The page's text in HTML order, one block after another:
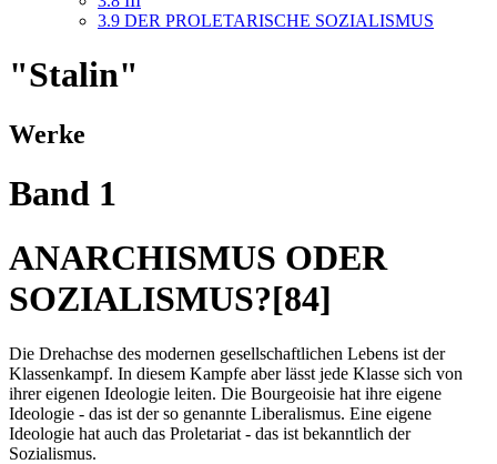
3.9 DER PROLETARISCHE SOZIALISMUS
"Stalin"
Werke
Band 1
ANARCHISMUS ODER
SOZIALISMUS?[84]
Die Drehachse des modernen gesellschaftlichen Lebens ist der
Klassenkampf. In diesem Kampfe aber lässt jede Klasse sich von
ihrer eigenen Ideologie leiten. Die Bourgeoisie hat ihre eigene
Ideologie - das ist der so genannte Liberalismus. Eine eigene
Ideologie hat auch das Proletariat - das ist bekanntlich der
Sozialismus.